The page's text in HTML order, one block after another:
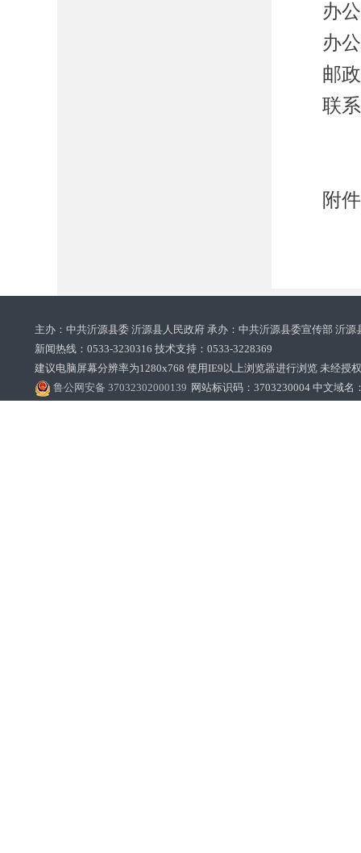
办
办
邮
联
附
主办：中共沂源县委 沂源县人民政府 承办：中共沂源县委宣传部 沂
新闻热线：0533-3230316 技术支持：0533-3228369‌‌
建议电脑屏幕分辨率为1280x768 使用IE9以上浏览器进行浏览 未经授
鲁公网安备 37032302000139 网站标识码：3703230004 中文域名